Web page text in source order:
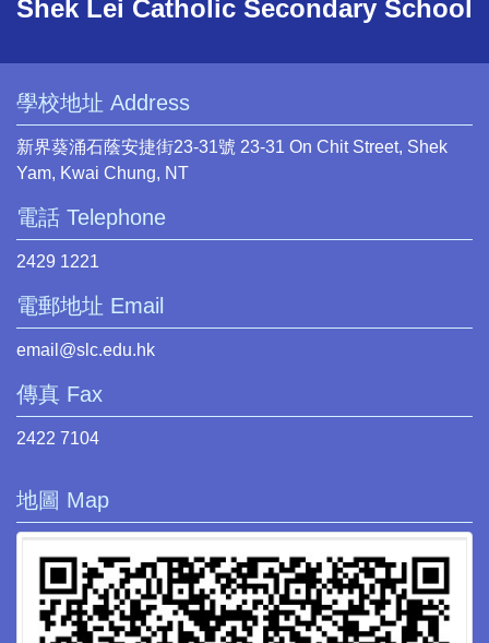
Shek Lei Catholic Secondary School
學校地址 Address
新界葵涌石蔭安捷街23-31號 23-31 On Chit Street, Shek
Yam, Kwai Chung, NT
電話 Telephone
2429 1221
電郵地址 Email
email@slc.edu.hk
傳真 Fax
2422 7104
地圖 Map